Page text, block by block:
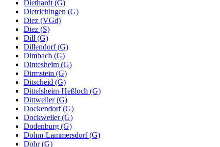
Diethardt (G)
Dietrichingen (G)
Diez (VGd)
Diez (S)
Dill (G)
Dillendorf (G)
Dimbach (G)
Dintesheim (G)
Dirmstein (G)
Ditscheid (G)
Dittelsheim-Heßloch (G)
Dittweiler (G)
Dockendorf (G)
Dockweiler (G)
Dodenburg (G)
Dohm-Lammersdorf (G)
Dohr (G)